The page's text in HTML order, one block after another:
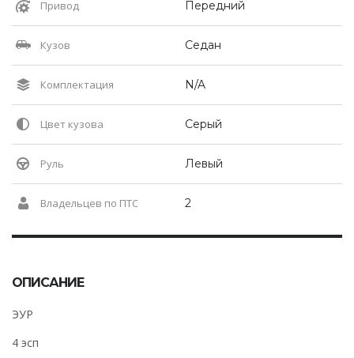
Привод Передний
Кузов Седан
Комплектация N/A
Цвет кузова Серый
Руль Левый
Владельцев по ПТС 2
ОПИСАНИЕ
ЭУР
4 эсп